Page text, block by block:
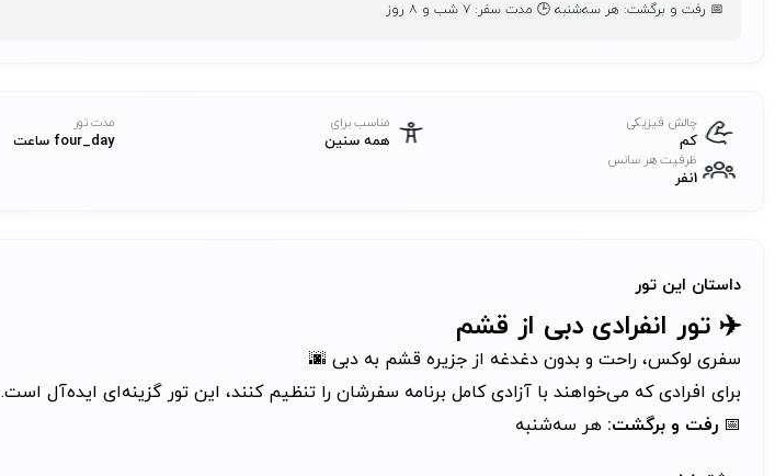
📅 رفت و برگشت: هر سه‌شنبه 🕒 مدت سفر: ۷ شب و ۸ روز
چالش فیزیکی
کم
مناسب برای
همه سنین
مدت تور
four_day ساعت
ظرفیت هر سانس
1نفر
داستان این تور
✈️ تور انفرادی دبی از قشم
سفری لوکس، راحت و بدون دغدغه از جزیره قشم به دبی 🌆
برای افرادی که می‌خواهند با آزادی کامل برنامه سفرشان را تنظیم کنند، این تور گزینه‌ای ایده‌آل است.
📅 رفت و برگشت: هر سه‌شنبه